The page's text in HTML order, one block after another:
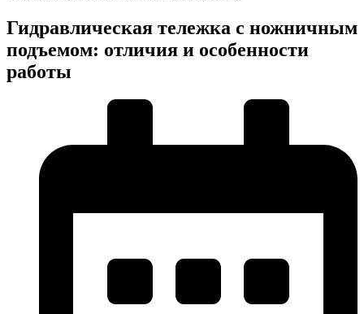
Гидравлическая тележка с ножничным
подъемом: отличия и особенности
работы